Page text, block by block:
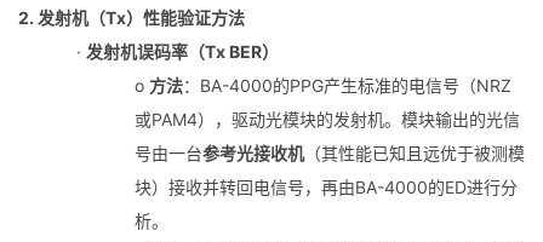
2. 发射机（Tx）性能验证方法
· 发射机误码率（Tx BER）
o 方法：BA-4000的PPG产生标准的电信号（NRZ
或PAM4），驱动光模块的发射机。模块输出的光信
号由一台参考光接收机（其性能已知且远优于被测模
块）接收并转回电信号，再由BA-4000的ED进行分
析。